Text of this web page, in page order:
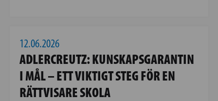
12.06.2026
ADLERCREUTZ: KUNSKAPSGARANTIN
I MÅL – ETT VIKTIGT STEG FÖR EN
RÄTTVISARE SKOLA